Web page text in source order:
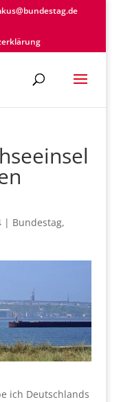
| Bundestag,
ich Deutschlands